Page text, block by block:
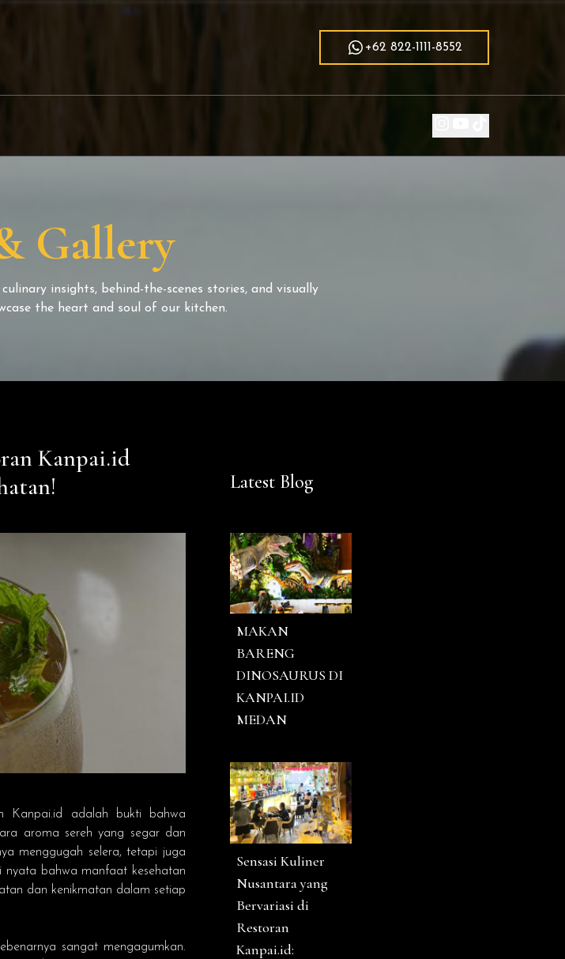
+62 822-1111-8552
Gallery
insights, behind-the-scenes stories, and visually
the heart and soul of our kitchen.
Kanpai.id
Kanpai.id adalah bukti bahwa
aroma sereh yang segar dan
menggugah selera, tetapi juga
bahwa manfaat kesehatan
dan kenikmatan dalam setiap
sangat mengagumkan.
Latest Blog
MAKAN
BARENG
DINOSAURUS DI
KANPAI.ID
MEDAN
Sensasi Kuliner
Nusantara yang
Bervariasi di
Restoran
Kanpai.id: